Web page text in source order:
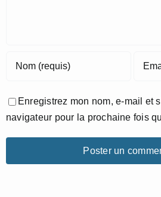
Enregistrez mon nom, e-mail et
navigateur pour la prochaine fois